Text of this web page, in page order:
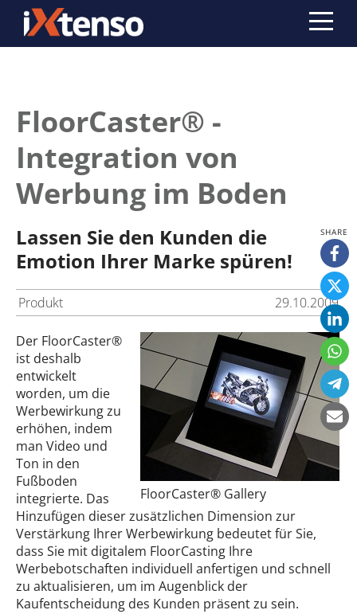
FloorCaster® -
Integration von
Werbung im Boden
Lassen Sie den Kunden die
Emotion Ihrer Marke spüren!
Produkt 29.10.2009
FloorCaster® Gallery
Der FloorCaster®
ist deshalb
entwickelt
worden, um die
Werbewirkung zu
erhöhen, indem
man Video und
Ton in den
Fußboden
integrierte. Das
Hinzufügen dieser zusätzlichen Dimension zur
Verstärkung Ihrer Werbewirkung bedeutet für Sie,
dass Sie mit digitalem FloorCasting Ihre
Werbebotschaften individuell anfertigen und schnell
zu aktualisieren, um im Augenblick der
Kaufentscheidung des Kunden präsent zu sein.